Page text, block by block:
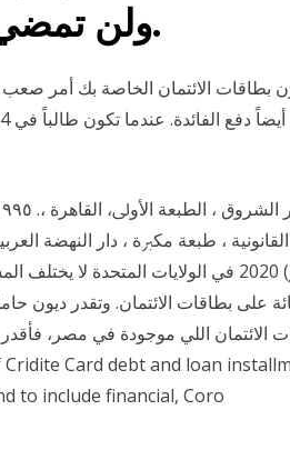
ولن تمضي قدمًا.
بطاقات الائتمان الخاصة بك أمر صعب
، ﻃﺒﻌﺔ ﻣﻜﱪﺓ ، ﺩﺍﺭ ﺍﻟﻨﻬﻀﺔ
١٩٨٩. ﻡ ، ﺹ. ٦٦٣ ﺍﻟﻨﻘﻮﺩ ﺑﺼﺮﻑ ﺍﻟﻨ 8 شباط (فبراير) 2020 في الولايات
لبنوكهم فائدة بمعدل 16.9 في المائة على بطاقات الائتمان.
Card debt and loan
to include financial, Coro